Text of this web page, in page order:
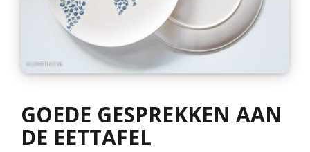
GOEDE GESPREKKEN AAN
DE EETTAFEL